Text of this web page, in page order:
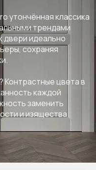
утончённая классика
трендами
двери идеально
сохраняя
Контрастные цвета в
каждой
заменить
и изящества